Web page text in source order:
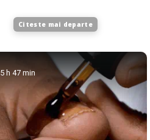
Citeste mai departe
5 h 47 min